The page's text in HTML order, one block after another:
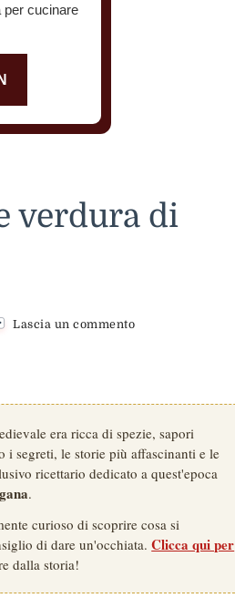
per cucinare
verdura di
Lascia un commentosu
:
e
verdura
di
era ricca di spezie, sapori
segreti, le storie più affascinanti e le
ricettario dedicato a quest'epoca
.
curioso di scoprire cosa si
di dare un'occhiata.Clicca qui per
dalla storia!